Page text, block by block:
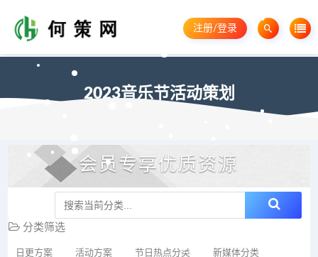
注册/登录
2023音乐节活动策划
会员专享优质资源
分类筛选
日更方案 活动方案 节日热点分类 新媒体分类